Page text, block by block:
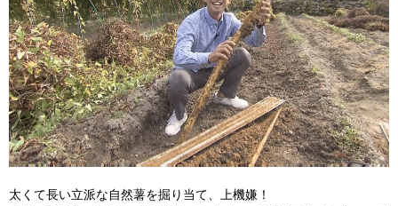
太くて長い立派な自然薯を掘り当て、上機嫌！